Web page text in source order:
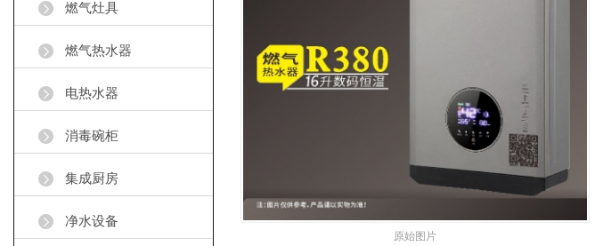
燃气灶具
燃气热水器
电热水器
消毒碗柜
集成厨房
净水设备
原始图片